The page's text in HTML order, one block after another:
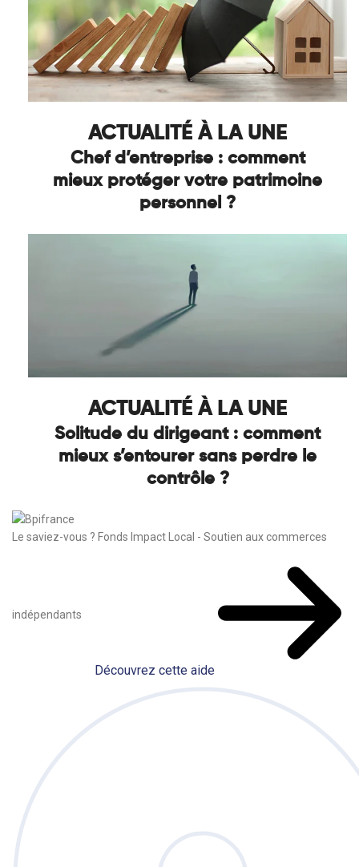
ACTUALITÉ À LA UNE
Chef d’entreprise : comment
mieux protéger votre patrimoine
personnel ?
ACTUALITÉ À LA UNE
Solitude du dirigeant : comment
mieux s’entourer sans perdre le
contrôle ?
Le saviez-vous ? Fonds Impact Local - Soutien aux commerces
indépendants
Découvrez cette aide